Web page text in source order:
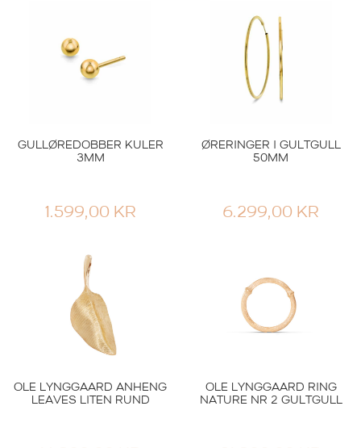
GULLØREDOBBER KULER
3MM
1.599,00 KR
ØRERINGER I GULTGULL
50MM
6.299,00 KR
OLE LYNGGAARD ANHENG
LEAVES LITEN RUND
OLE LYNGGAARD RING
NATURE NR 2 GULTGULL